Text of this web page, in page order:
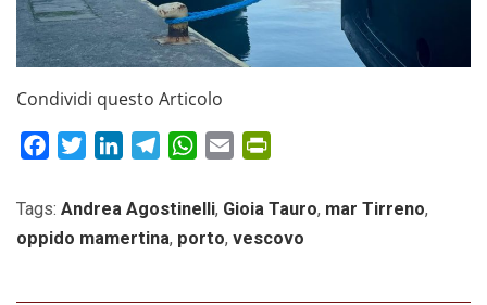
Condividi questo Articolo
FacebookTwitterLinkedInTelegramWhatsApp
Email
Tags: Andrea Agostinelli, Gioia Tauro, mar Tirreno,
oppido mamertina, porto, vescovo